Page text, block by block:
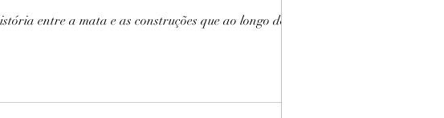
entre a mata e as construções que ao longo dos